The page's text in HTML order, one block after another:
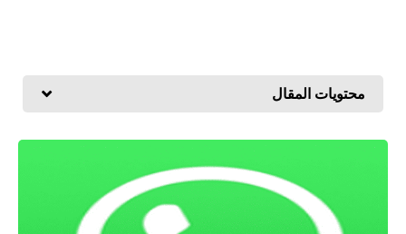
محتويات المقال